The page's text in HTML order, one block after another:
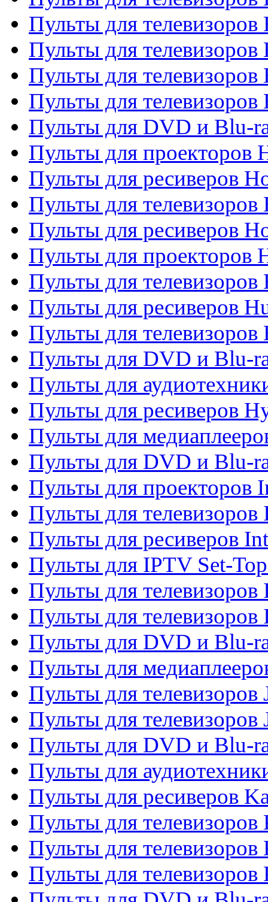
Пульты для телевизоров
Пульты для телевизоров
Пульты для телевизоров
Пульты для телевизоров
Пульты для DVD и Blu-
Пульты для проекторов
Пульты для ресиверов
Пульты для
Пульты для ресиверов
Пульты для проекторов
Пульты для телевизоров
Пульты для ресиверов
Пульты для
Пульты для DVD и Blu-
Пульты для
Пульты для ресиверов
Пульты для
Пульты для DVD и Blu-
Пульты для проекторов
Пульты для
Пульты для ресиверов
Пульты для IPTV Set-
Пульты для телевизоров
Пульты для телевизоров
Пульты для DVD и Blu-
Пульты для
Пульты для телевизоров
Пульты для телевизоров
Пульты для DVD и Blu-
Пульты для
Пульты для ресиверов
Пульты для телевизоров
Пульты для телевизоров
Пульты для телевизоров